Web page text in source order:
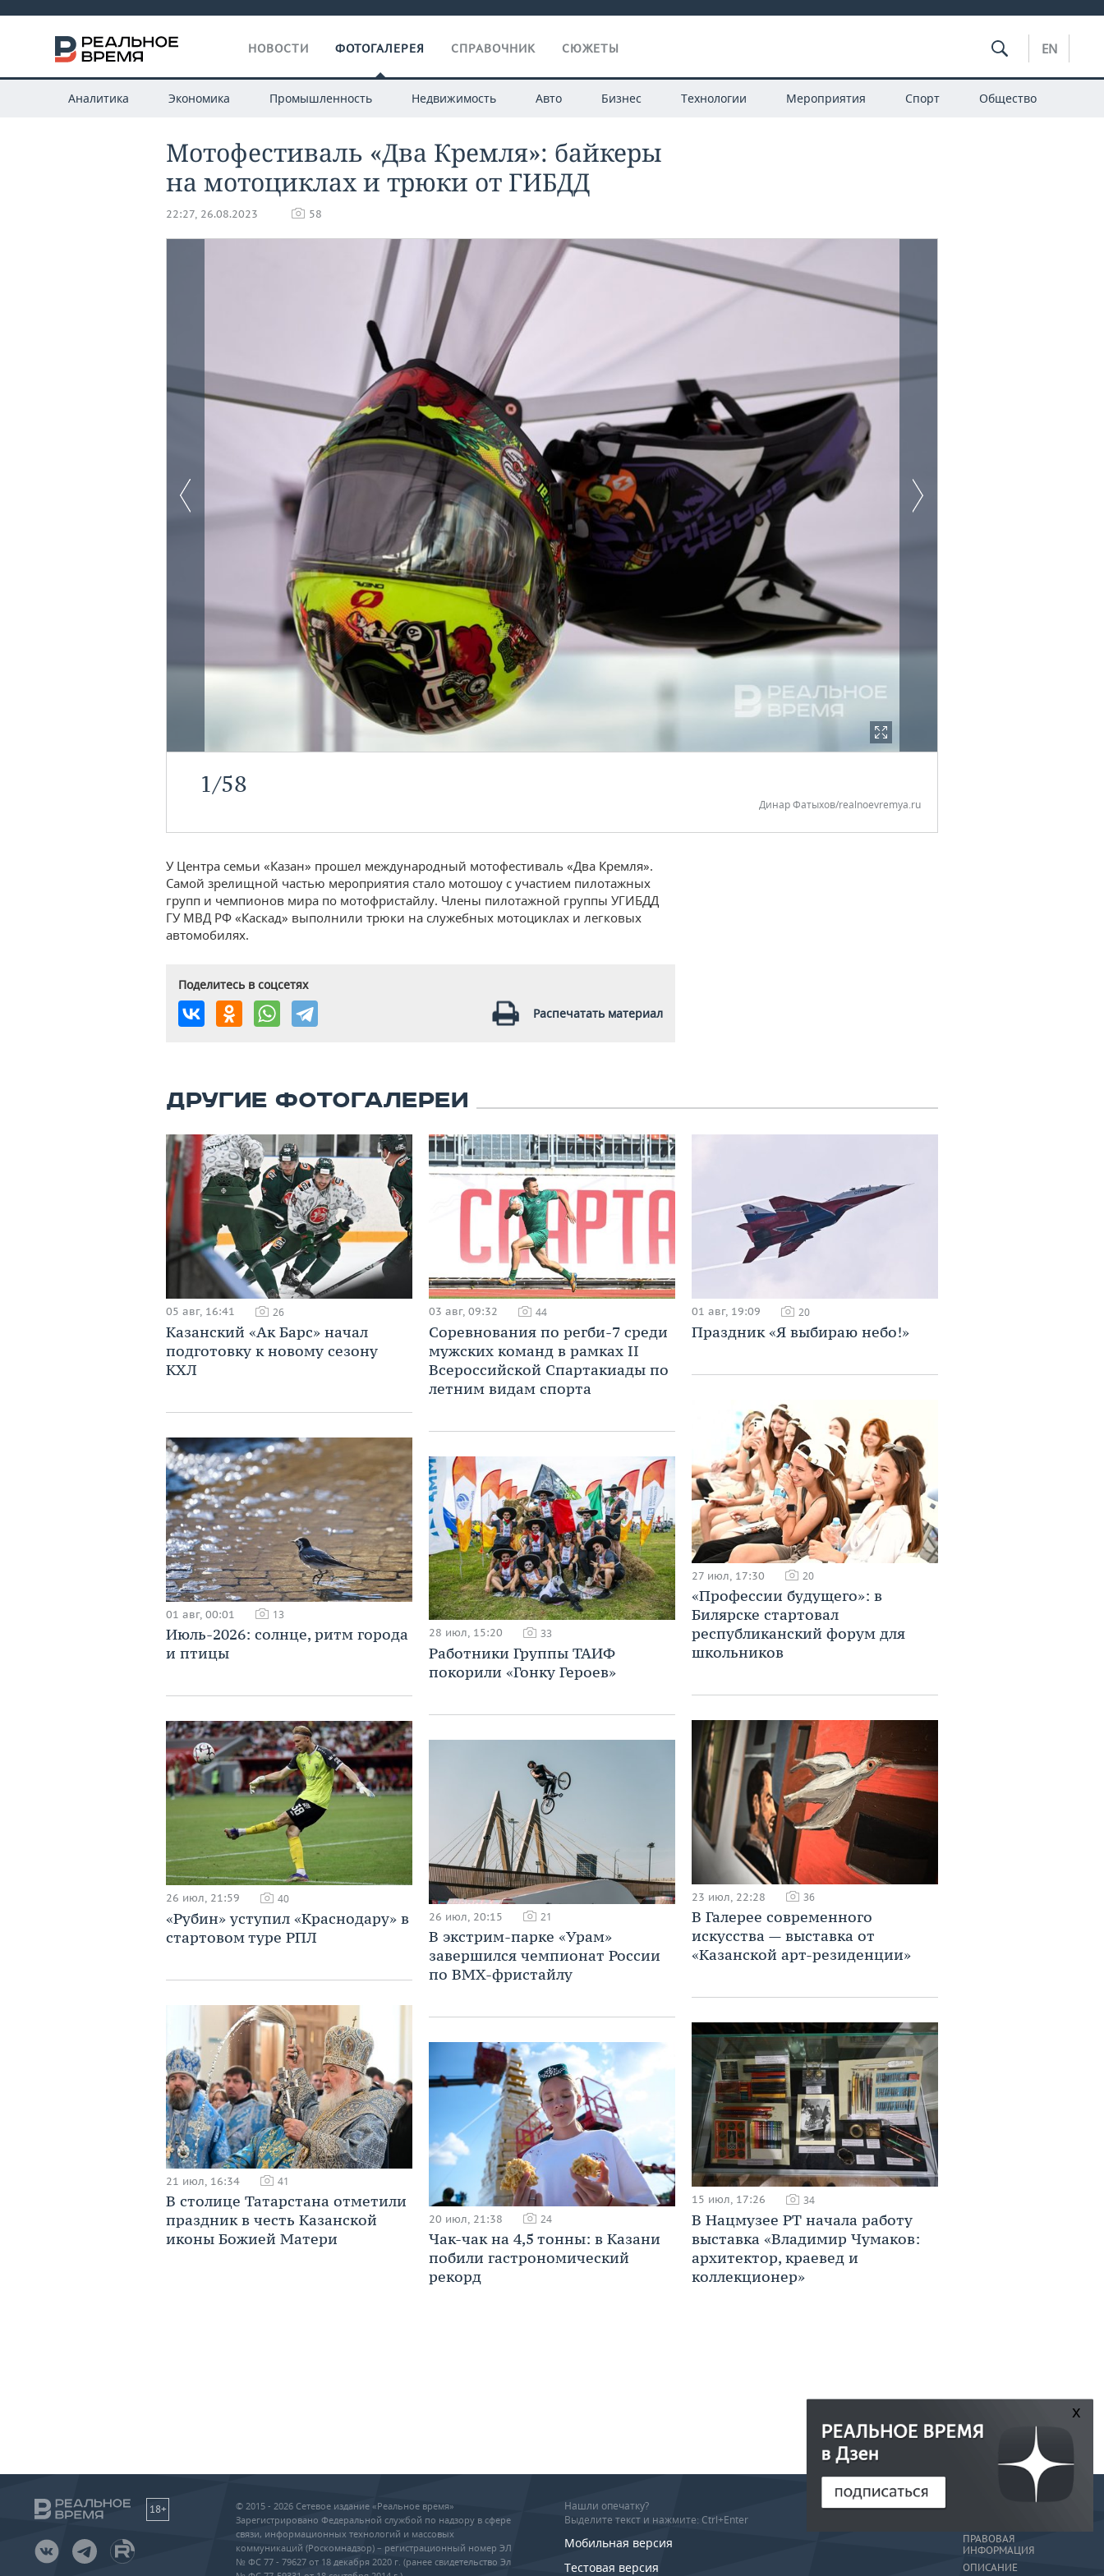
НОВОСТИ ФОТОГАЛЕРЕЯ СПРАВОЧНИК СЮЖЕТЫ EN
Аналитика Экономика Промышленность Недвижимость Авто Бизнес Технологии Мероприятия Спорт Общество
Мотофестиваль «Два Кремля»: байкеры
на мотоциклах и трюки от ГИБДД
22:27, 26.08.2023 58
1/58
Динар Фатыхов/realnoevremya.ru
У Центра семьи «Казан» прошел международный мотофестиваль «Два Кремля».
Самой зрелищной частью мероприятия стало мотошоу с участием пилотажных
групп и чемпионов мира по мотофристайлу. Члены пилотажной группы УГИБДД
ГУ МВД РФ «Каскад» выполнили трюки на служебных мотоциклах и легковых
автомобилях.
Поделитесь в соцсетях
Распечатать материал
ДРУГИЕ ФОТОГАЛЕРЕИ
05 авг, 16:41 26
Казанский «Ак Барс» начал
подготовку к новому сезону
КХЛ
01 авг, 00:01 13
Июль-2026: солнце, ритм города
и птицы
26 июл, 21:59 40
«Рубин» уступил «Краснодару» в
стартовом туре РПЛ
21 июл, 16:34 41
В столице Татарстана отметили
праздник в честь Казанской
иконы Божией Матери
03 авг, 09:32 44
Соревнования по регби-7 среди
мужских команд в рамках II
Всероссийской Спартакиады по
летним видам спорта
28 июл, 15:20 33
Работники Группы ТАИФ
покорили «Гонку Героев»
26 июл, 20:15 21
В экстрим-парке «Урам»
завершился чемпионат России
по BMX-фристайлу
20 июл, 21:38 24
Чак-чак на 4,5 тонны: в Казани
побили гастрономический
рекорд
01 авг, 19:09 20
Праздник «Я выбираю небо!»
27 июл, 17:30 20
«Профессии будущего»: в
Билярске стартовал
республиканский форум для
школьников
23 июл, 22:28 36
В Галерее современного
искусства — выставка от
«Казанской арт-резиденции»
15 июл, 17:26 34
В Нацмузее РТ начала работу
выставка «Владимир Чумаков:
архитектор, краевед и
коллекционер»
18+
© 2015 - 2026 Сетевое издание «Реальное время»
Зарегистрировано Федеральной службой по надзору в сфере
связи, информационных технологий и массовых
коммуникаций (Роскомнадзор) – регистрационный номер ЭЛ
№ ФС 77 - 79627 от 18 декабря 2020 г. (ранее свидетельство Эл
Нашли опечатку?
Выделите текст и нажмите: Ctrl+Enter
Мобильная версия
Тестовая версия
ПРАВОВАЯ
ИНФОРМАЦИЯ
ОПИСАНИЕ
x